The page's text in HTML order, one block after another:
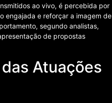
ao vivo, é percebida por
engajada e reforçar a imagem de
segundo analistas,
de propostas
Atuações